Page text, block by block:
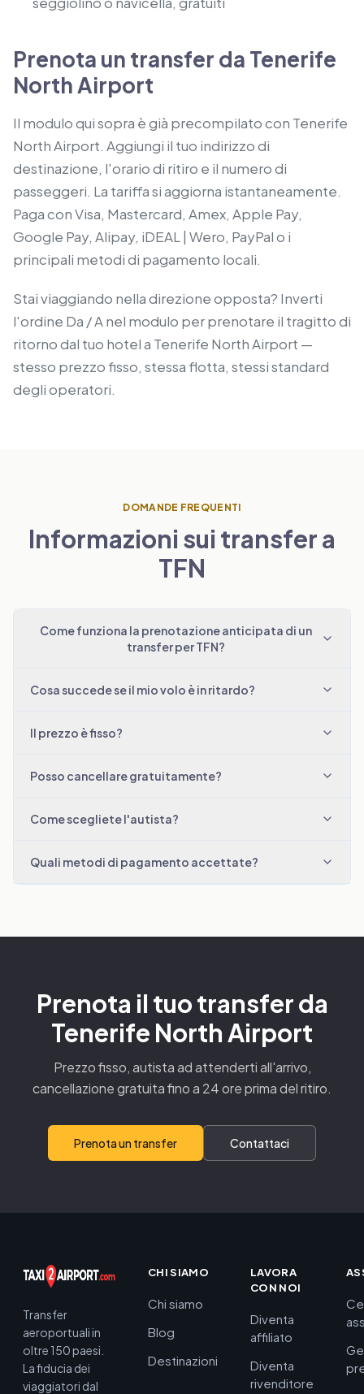
Prenota un transfer da Tenerife
North Airport
Il modulo qui sopra è già precompilato con Tenerife
North Airport. Aggiungi il tuo indirizzo di
destinazione, l'orario di ritiro e il numero di
passeggeri. La tariffa si aggiorna istantaneamente.
Paga con Visa, Mastercard, Amex, Apple Pay,
Google Pay, Alipay, iDEAL | Wero, PayPal o i
principali metodi di pagamento locali.
Stai viaggiando nella direzione opposta? Inverti
l'ordine Da / A nel modulo per prenotare il tragitto di
ritorno dal tuo hotel a Tenerife North Airport —
stesso prezzo fisso, stessa flotta, stessi standard
degli operatori.
DOMANDE FREQUENTI
Informazioni sui transfer a
TFN
Come funziona la prenotazione anticipata di un
transfer per TFN?
Cosa succede se il mio volo è in ritardo?
Il prezzo è fisso?
Posso cancellare gratuitamente?
Come scegliete l'autista?
Quali metodi di pagamento accettate?
Prenota il tuo transfer da
Tenerife North Airport
Prezzo fisso, autista ad attenderti all'arrivo,
cancellazione gratuita fino a 24 ore prima del ritiro.
Prenota un transfer Contattaci
Transfer
aeroportuali in
oltre 150 paesi.
La fiducia dei
viaggiatori dal
CHI SIAMO
Chi siamo
Blog
Destinazioni
LAVORA
CON NOI
Diventa
affiliato
Diventa
rivenditore